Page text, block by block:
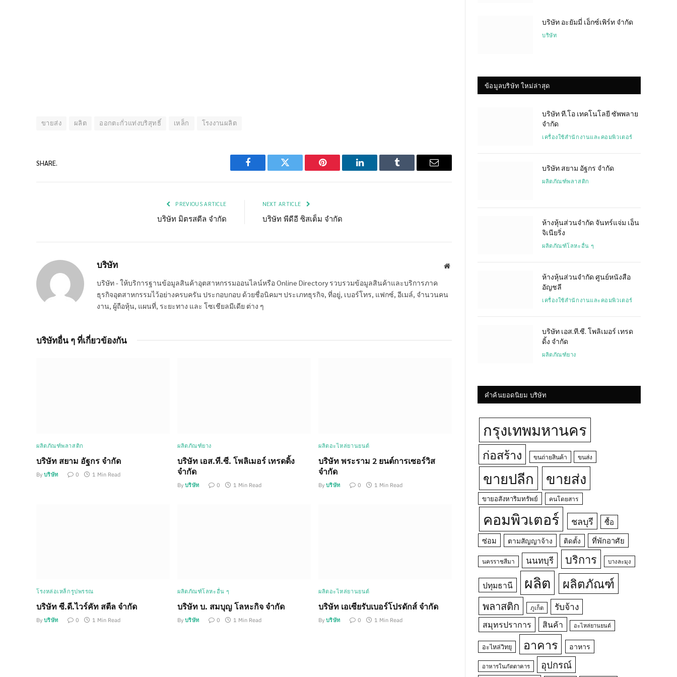
ขายส่ง ผลิต ออกตะกั่วแท่งบริสุทธิ์ เหล็ก โรงงานผลิต
SHARE.
Facebook Twitter Pinterest LinkedIn Tumblr Email
PREVIOUS ARTICLE
บริษัท มิตรสตีล จำกัด
NEXT ARTICLE
บริษัท พีดีอี ซิสเต็ม จำกัด
บริษัท Website
บริษัท - ให้บริการฐานข้อมูลสินค้าอุตสาหกรรมออนไลน์หรือ Online Directory รวบรวมข้อมูลสินค้าและบริการภาค
ธุรกิจอุตสาหกรรมไว้อย่างครบครัน ประกอบกอบ ด้วยชื่อนิคมฯ ประเภทธุรกิจ, ที่อยู่, เบอร์โทร, แฟกซ์, อีเมล์, จำนวนคน
งาน, ผู้ถือหุ้น, แผนที่, ระยะทาง และ โซเชียลมีเดีย ต่าง ๆ
บริษัทอื่น ๆ ที่เกี่ยวข้องกัน
ผลิตภัณฑ์พลาสติก
บริษัท สยาม อัฐกร จำกัด
By บริษัท 0 1 Min Read
ผลิตภัณฑ์ยาง
บริษัท เอส.ที.ซี. โพลิเมอร์ เทรดดิ้ง
จำกัด
By บริษัท 0 1 Min Read
ผลิตอะไหล่ยานยนต์
บริษัท พระราม 2 ยนต์การเซอร์วิส
จำกัด
By บริษัท 0 1 Min Read
โรงหล่อเหล็กรูปพรรณ
บริษัท ซี.ดี.ไวร์คัท สตีล จำกัด
By บริษัท 0 1 Min Read
ผลิตภัณฑ์โลหะอื่น ๆ
บริษัท บ. สมบุญ โลหะกิจ จำกัด
By บริษัท 0 1 Min Read
ผลิตอะไหล่ยานยนต์
บริษัท เอเซียรับเบอร์โปรดักส์ จำกัด
By บริษัท 0 1 Min Read
บริษัท อะยัมมี่ เอ็กซ์เพิร์ท จำกัด
บริษัท
ข้อมูลบริษัท ใหม่ล่าสุด
บริษัท ที.โอ เทคโนโลยี ซัพพลาย
จำกัด
เครื่องใช้สำนักงานและคอมพิวเตอร์
บริษัท สยาม อัฐกร จำกัด
ผลิตภัณฑ์พลาสติก
ห้างหุ้นส่วนจำกัด จันทร์แจ่ม เอ็น
จิเนียริ่ง
ผลิตภัณฑ์โลหะอื่น ๆ
ห้างหุ้นส่วนจำกัด ศูนย์หนังสือ
อัญชลี
เครื่องใช้สำนักงานและคอมพิวเตอร์
บริษัท เอส.ที.ซี. โพลิเมอร์ เทรด
ดิ้ง จำกัด
ผลิตภัณฑ์ยาง
คำค้นยอดนิยม บริษัท
กรุงเทพมหานคร
ก่อสร้าง ขนถ่ายสินค้า ขนส่ง
ขายปลีก ขายส่ง
ขายอสังหาริมทรัพย์ คนโดยสาร
คอมพิวเตอร์ ชลบุรี
ซื้อ
ซ่อม
ตามสัญญาจ้าง ติดตั้ง ที่พักอาศัย
นครราชสีมา นนทบุรี บริการ บางละมุง
ปทุมธานี ผลิต ผลิตภัณฑ์
พลาสติก ภูเก็ต รับจ้าง
สมุทรปราการ สินค้า อะไหล่ยานยนต์
อะไหล่วิทยุ อาคาร อาหาร
อาหารในภัตตาคาร อุปกรณ์